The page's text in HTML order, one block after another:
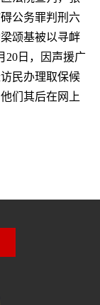
公务罪判刑六
颂基被以寻衅
20 日，因声援广
民办理取保候
们其后在网上